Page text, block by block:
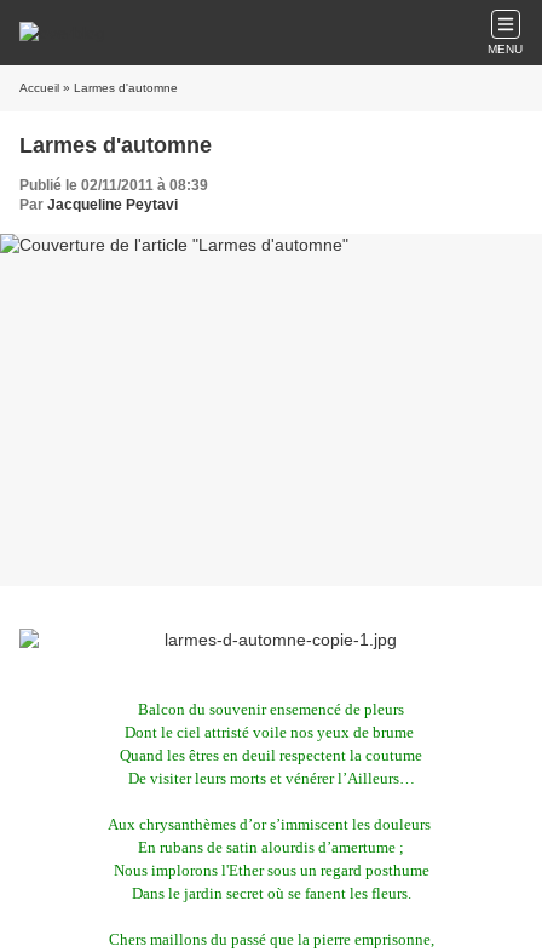
MENU
Accueil » Larmes d'automne
Larmes d'automne
Publié le 02/11/2011 à 08:39
Par Jacqueline Peytavi
Balcon du souvenir ensemencé de pleurs
Dont le ciel attristé voile nos yeux de brume
Quand les êtres en deuil respectent la coutume
De visiter leurs morts et vénérer l’Ailleurs…
Aux chrysanthèmes d’or s’immiscent les douleurs
En rubans de satin alourdis d’amertume ;
Nous implorons l'Ether sous un regard posthume
Dans le jardin secret où se fanent les fleurs.
Chers maillons du passé que la pierre emprisonne,